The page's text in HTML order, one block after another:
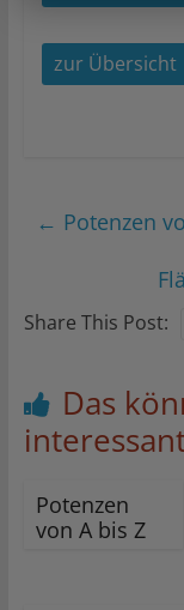
zur Übersicht
← Potenzen
Share This Post:
Das
Potenzen
von A bis Z